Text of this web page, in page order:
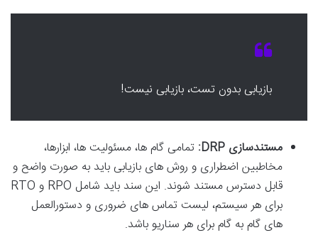
بازیابی بدون تست، بازیابی نیست!
مستندسازی DRP:
تمامی گام ها، مسئولیت ها، ابزارها،
مخاطبین اضطراری و روش های بازیابی باید به صورت واضح و
قابل دسترس مستند شوند. این سند باید شامل RPO و RTO
برای هر سیستم، لیست تماس های ضروری و دستورالعمل
های گام به گام برای هر سناریو باشد.